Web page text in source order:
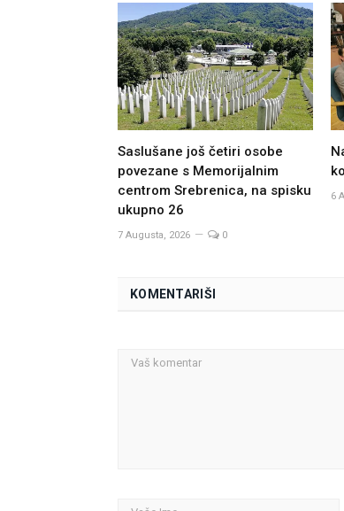
Saslušane još četiri osobe
povezane s Memorijalnim
centrom Srebrenica, na spisku
ukupno 26
7 Augusta, 2026 0
6
KOMENTARIŠI